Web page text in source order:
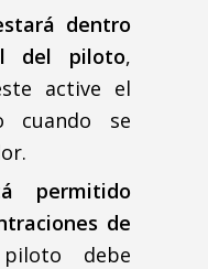
dentro
del piloto,
active el
cuando se
permitido
de
debe